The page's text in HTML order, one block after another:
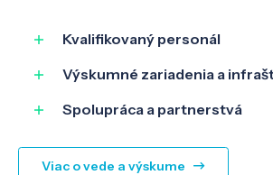
Kvalifikovaný personál
Výskumné zariadenia a
Spolupráca a partnerstvá
Viac o vede a výskume